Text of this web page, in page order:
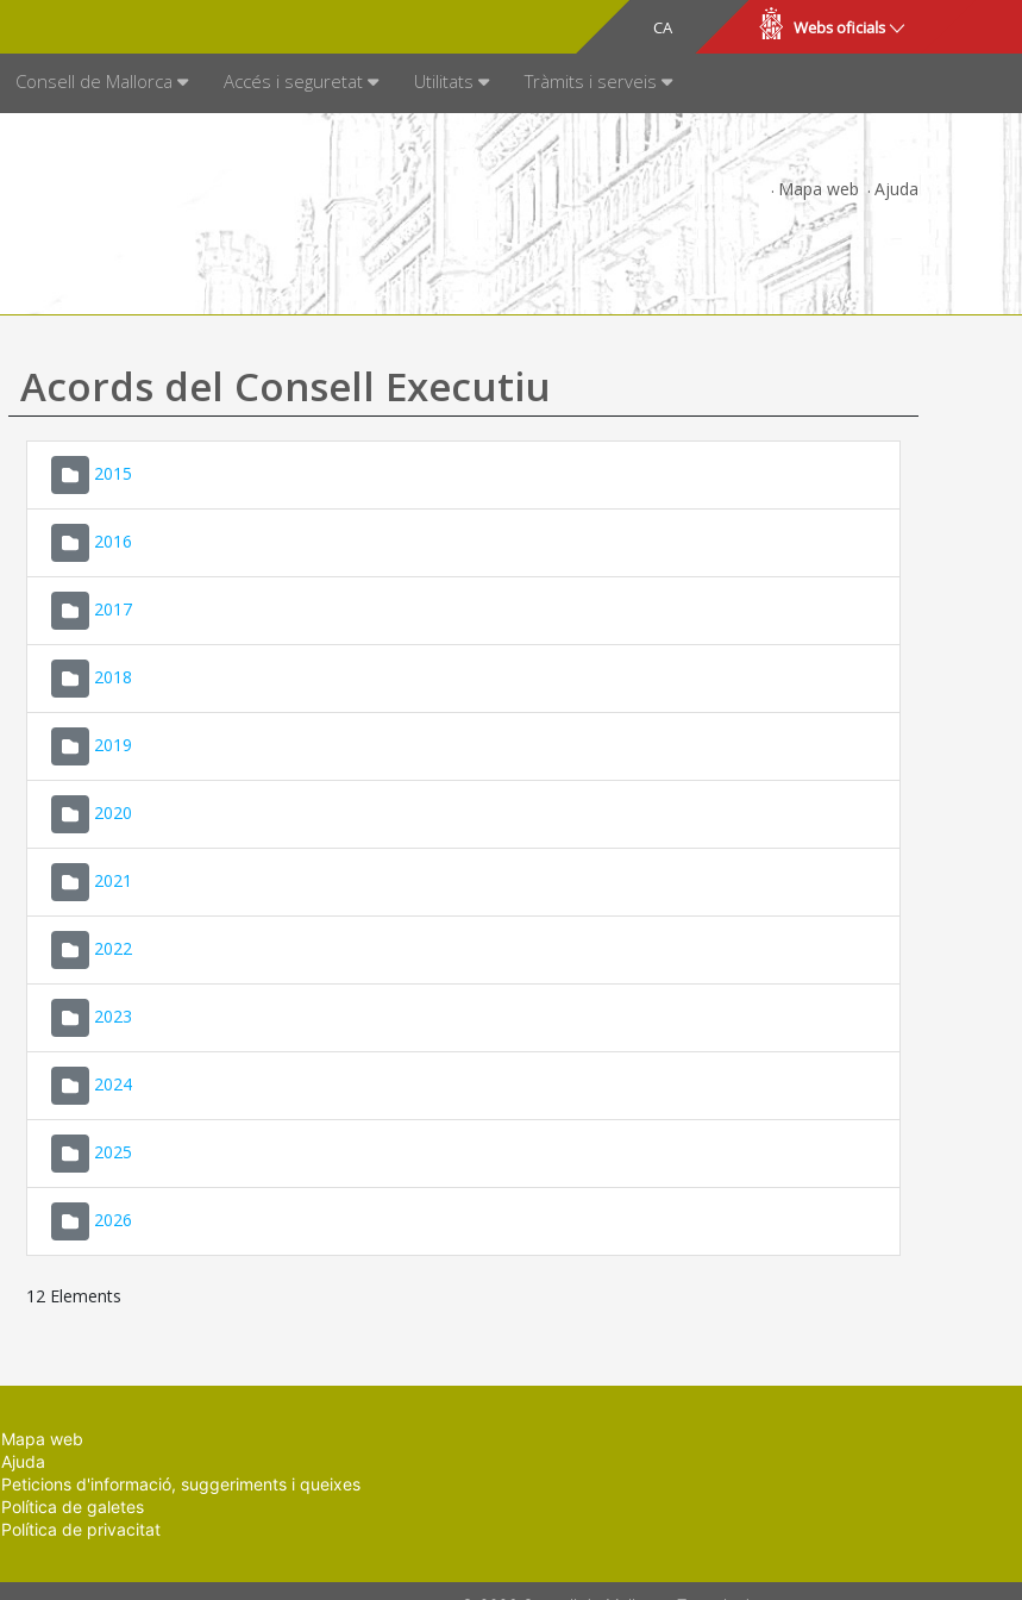
CA
ES Webs oficials
Consell de Mallorca Accés i seguretat Utilitats Tràmits i serveis
Mapa web Ajuda
Acords del Consell Executiu
2015
2016
2017
2018
2019
2020
2021
2022
2023
2024
2025
2026
12 Elements
Mapa web
Ajuda
Peticions d'informació, suggeriments i queixes
Política de galetes
Política de privacitat